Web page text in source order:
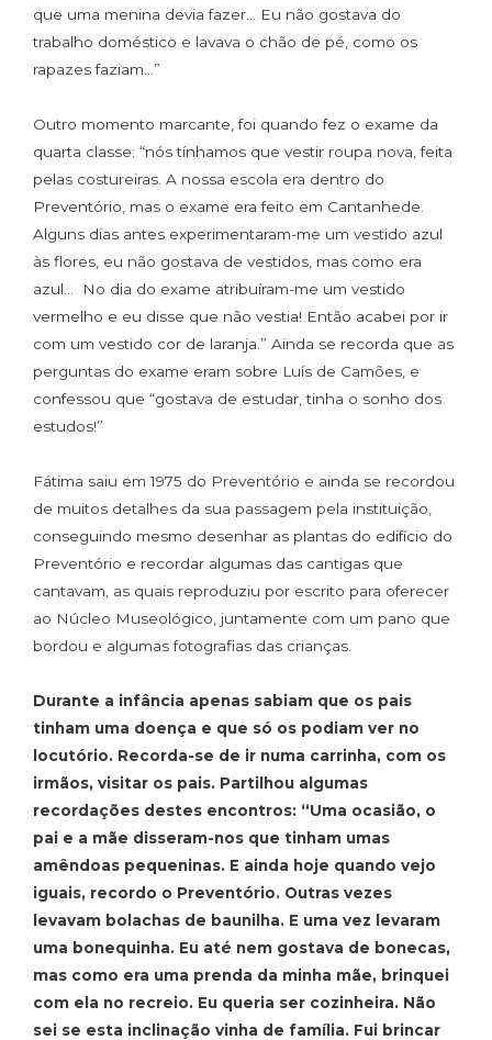
que uma menina devia fazer… Eu não gostava do
trabalho doméstico e lavava o chão de pé, como os
rapazes faziam…”
Outro momento marcante, foi quando fez o exame da
quarta classe: “nós tínhamos que vestir roupa nova, feita
pelas costureiras. A nossa escola era dentro do
Preventório, mas o exame era feito em Cantanhede.
Alguns dias antes experimentaram-me um vestido azul
às flores, eu não gostava de vestidos, mas como era
azul… No dia do exame atribuíram-me um vestido
vermelho e eu disse que não vestia! Então acabei por ir
com um vestido cor de laranja.” Ainda se recorda que as
perguntas do exame eram sobre Luís de Camões, e
confessou que “gostava de estudar, tinha o sonho dos
estudos!”
Fátima saiu em 1975 do Preventório e ainda se recordou
de muitos detalhes da sua passagem pela instituição,
conseguindo mesmo desenhar as plantas do edifício do
Preventório e recordar algumas das cantigas que
cantavam, as quais reproduziu por escrito para oferecer
ao Núcleo Museológico, juntamente com um pano que
bordou e algumas fotografias das crianças.
Durante a infância apenas sabiam que os pais
tinham uma doença e que só os podiam ver no
locutório. Recorda-se de ir numa carrinha, com os
irmãos, visitar os pais. Partilhou algumas
recordações destes encontros: “Uma ocasião, o
pai e a mãe disseram-nos que tinham umas
amêndoas pequeninas. E ainda hoje quando vejo
iguais, recordo o Preventório. Outras vezes
levavam bolachas de baunilha. E uma vez levaram
uma bonequinha. Eu até nem gostava de bonecas,
mas como era uma prenda da minha mãe, brinquei
com ela no recreio. Eu queria ser cozinheira. Não
sei se esta inclinação vinha de família. Fui brincar